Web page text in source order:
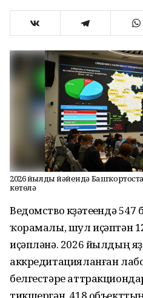
2026 йылдың йәйендә
көтөлә
Ведомство күҙәтеүендә
ҡорамалы, шул иҫәптән
иҫәпләнә. 2026 йылдың
аккредитацияланған
белгестәре